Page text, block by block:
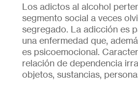
Los adictos al alcohol
segmento social a veces
segregado. La adicción es
una enfermedad que,
es psicoemocional.
relación de dependencia
objetos, sustancias,